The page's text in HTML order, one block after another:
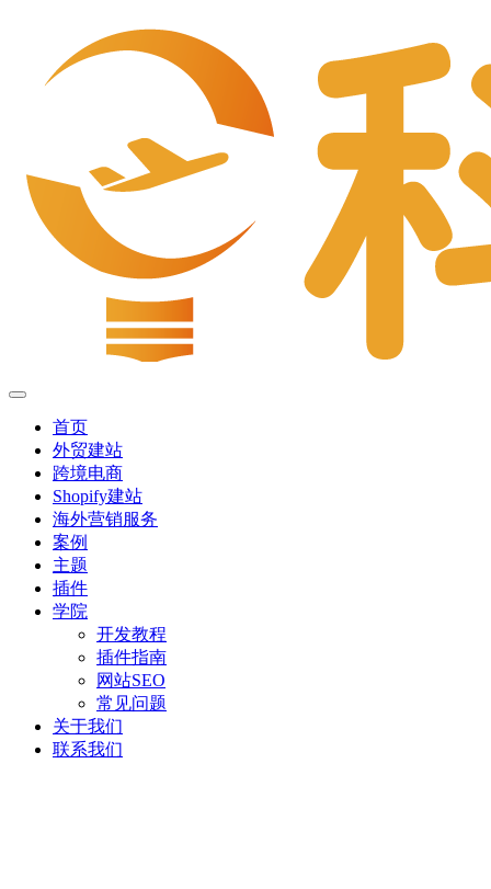
首页
外贸建站
跨境电商
Shopify建站
海外营销服务
案例
主题
插件
学院
开发教程
插件指南
网站SEO
常见问题
关于我们
联系我们